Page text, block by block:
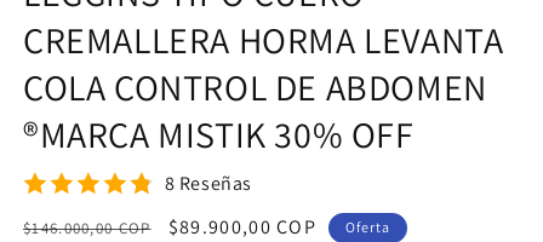
CREMALLERA HORMA LEVANTA
COLA CONTROL DE ABDOMEN
®MARCA MISTIK 30% OFF
8 Reseñas
Precio
$146.000,00 COP
Precio
$89.900,00 COP Oferta